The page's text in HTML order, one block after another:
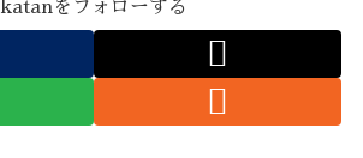
katanをフォローする